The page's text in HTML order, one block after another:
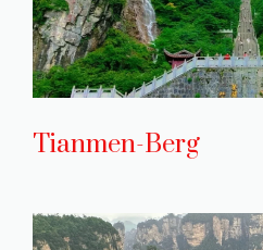
Tianmen-Berg